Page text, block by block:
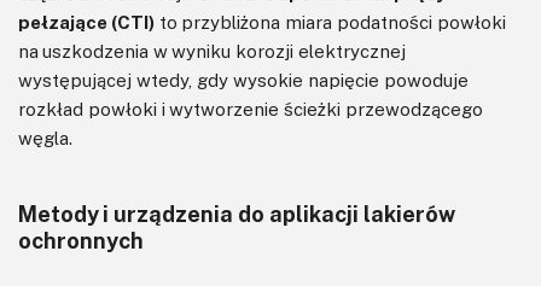
pełzające (CTI) to przybliżona miara podatności powłoki
na uszkodzenia w wyniku korozji elektrycznej
występującej wtedy, gdy wysokie napięcie powoduje
rozkład powłoki i wytworzenie ścieżki przewodzącego
węgla.
Metody i urządzenia do aplikacji lakierów
ochronnych